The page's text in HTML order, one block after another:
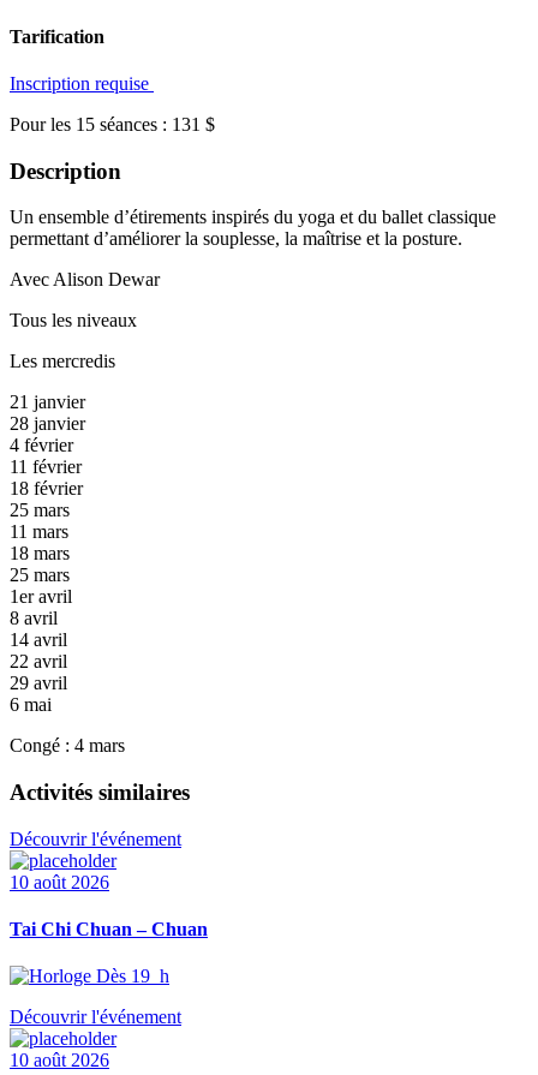
Tarification
Inscription requise
Pour les 15 séances : 131 $
Description
Un ensemble d’étirements inspirés du yoga et du ballet classique
permettant d’améliorer la souplesse, la maîtrise et la posture.
Avec Alison Dewar
Tous les niveaux
Les mercredis
21 janvier
28 janvier
4 février
11 février
18 février
25 mars
11 mars
18 mars
25 mars
1er avril
8 avril
14 avril
22 avril
29 avril
6 mai
Congé : 4 mars
Activités similaires
Découvrir l'événement
10 août 2026
Tai Chi Chuan – Chuan
Dès 19 h
Découvrir l'événement
10 août 2026